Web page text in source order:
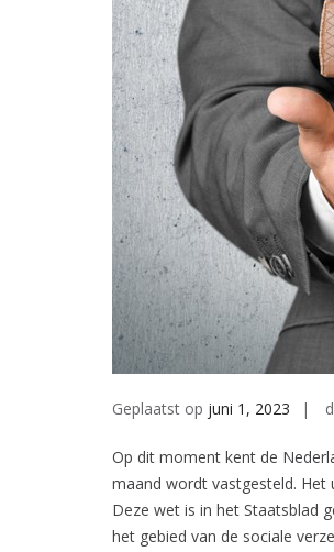
Geplaatst op juni 1, 2023
Op dit moment kent de
maand wordt vastgesteld.
Deze wet is in het Staatsblad
het gebied van de sociale